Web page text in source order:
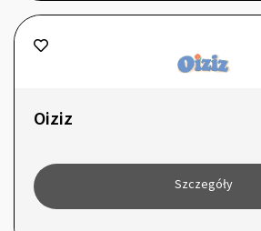
Oiziz
Szczegóły